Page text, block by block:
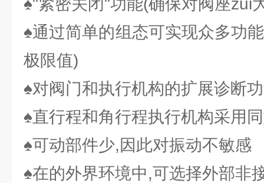
♠"紧密关闭"功能(确保对阀座zui
♠通过简单的组态可实现众多功
极限值)
♠对阀门和执行机构的扩展诊断
♠直行程和角行程执行机构采用
♠可动部件少,因此对振动不敏感
♠在的外界环境中,可选择外部非